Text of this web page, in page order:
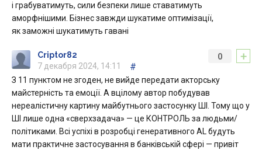
і грабуватимуть, сили безпеки лише ставатимуть
аморфнішими. Бізнес завжди шукатиме оптимізації,
як заможні шукатимуть гавані
+
0
Criptor82
7 декабря 2024, 14:11
#
З 11 пунктом не згоден, не вийде передати акторську
майстерність та емоції. А вцілому автор побудував
нереалістичну картину майбутнього застосунку ШІ. Тому що у
ШІ лише одна «сверхзадача» — це КОНТРОЛЬ за людьми/
політиками. Всі успіхі в розробці генеративного AL будуть
мати практичне застосування в банківській сфері — привіт